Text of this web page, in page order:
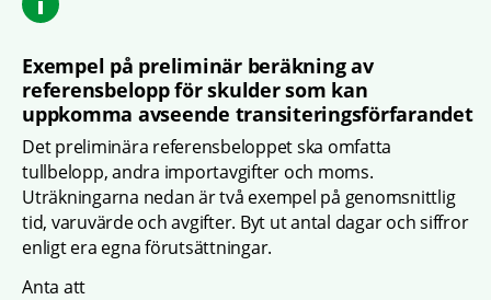
Exempel på preliminär beräkning av
referensbelopp för skulder som kan
uppkomma avseende transiteringsförfarandet
Det preliminära referensbeloppet ska omfatta
tullbelopp, andra importavgifter och moms.
Uträkningarna nedan är två exempel på genomsnittlig
tid, varuvärde och avgifter. Byt ut antal dagar och siffror
enligt era egna förutsättningar.
Anta att